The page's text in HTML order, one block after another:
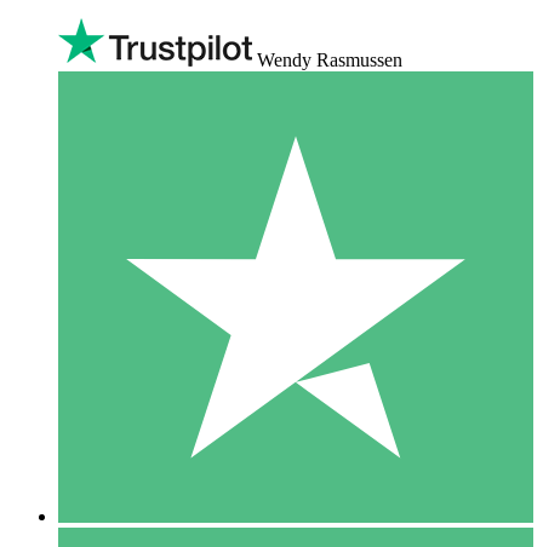
Wendy Rasmussen